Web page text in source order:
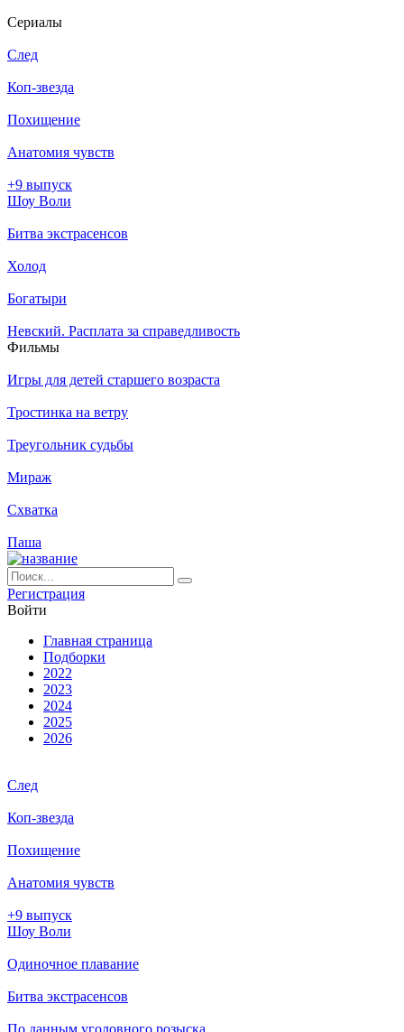
Се­риа­лы
След
Коп-звезда
Похищение
Анатомия чувств
+9 выпуск
Шоу Воли
Битва экстрасенсов
Холод
Богатыри
Невский. Расплата за справедливость
Филь­мы
Игры для детей старшего возраста
Тростинка на ветру
Треугольник судьбы
Мираж
Схватка
Паша
Ре­ги­ст­ра­ция
Вой­ти
Глав­ная стра­ни­ца
Подборки
2022
2023
2024
2025
2026
След
Коп-звезда
Похищение
Анатомия чувств
+9 выпуск
Шоу Воли
Одиночное плавание
Битва экстрасенсов
По данным уголовного розыска...